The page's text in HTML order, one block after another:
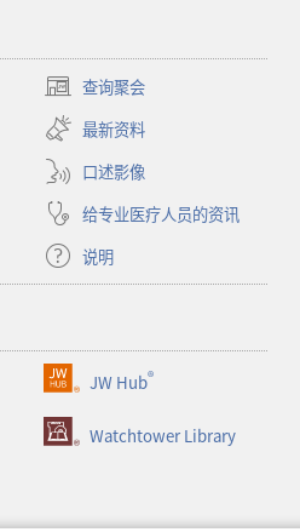
查询聚会
（打
开
新
窗
口）
最新资料
口述影像
给专业医疗人员的资讯
说明
JW Hub®
（打
开
新
Watchtower Library